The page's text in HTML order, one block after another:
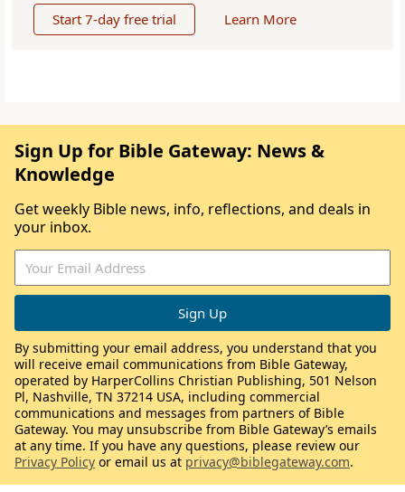
Start 7-day free trial Learn More
Sign Up for Bible Gateway: News &
Knowledge
Get weekly Bible news, info, reflections, and deals in
your inbox.
By submitting your email address, you understand that you
will receive email communications from Bible Gateway,
operated by HarperCollins Christian Publishing, 501 Nelson
Pl, Nashville, TN 37214 USA, including commercial
communications and messages from partners of Bible
Gateway. You may unsubscribe from Bible Gateway’s emails
at any time. If you have any questions, please review our
Privacy Policy or email us at privacy@biblegateway.com.